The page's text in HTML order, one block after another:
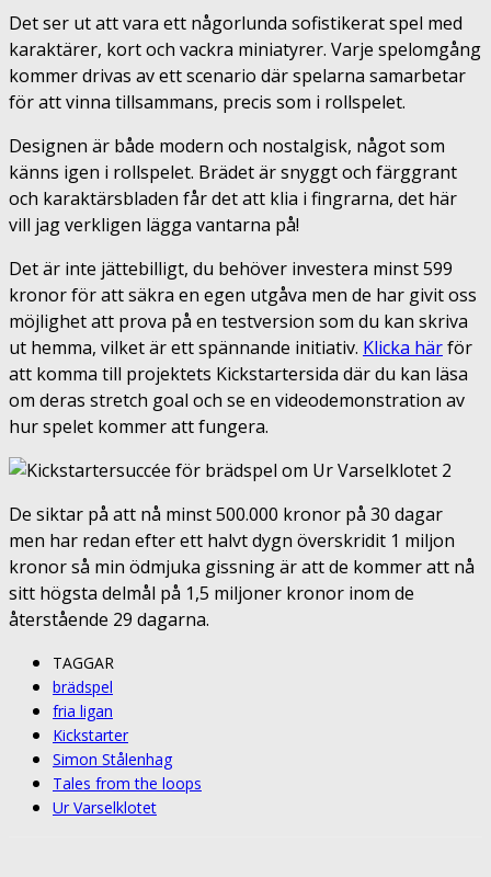
Det ser ut att vara ett någorlunda sofistikerat spel med
karaktärer, kort och vackra miniatyrer. Varje spelomgång
kommer drivas av ett scenario där spelarna samarbetar
för att vinna tillsammans, precis som i rollspelet.
Designen är både modern och nostalgisk, något som
känns igen i rollspelet. Brädet är snyggt och färggrant
och karaktärsbladen får det att klia i fingrarna, det här
vill jag verkligen lägga vantarna på!
Det är inte jättebilligt, du behöver investera minst 599
kronor för att säkra en egen utgåva men de har givit oss
möjlighet att prova på en testversion som du kan skriva
ut hemma, vilket är ett spännande initiativ. Klicka härför
att komma till projektets Kickstartersida där du kan läsa
om deras stretch goal och se en videodemonstration av
hur spelet kommer att fungera.
De siktar på att nå minst 500.000 kronor på 30 dagar
men har redan efter ett halvt dygn överskridit 1 miljon
kronor så min ödmjuka gissning är att de kommer att nå
sitt högsta delmål på 1,5 miljoner kronor inom de
återstående 29 dagarna.
TAGGAR
brädspel
fria ligan
Kickstarter
Simon Stålenhag
Tales from the loops
Ur Varselklotet